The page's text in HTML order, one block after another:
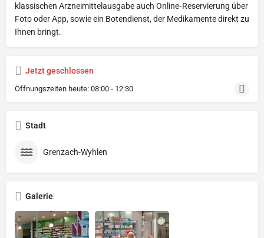
klassischen Arzneimittelausgabe auch Online‑Reservierung über
Foto oder App, sowie ein Botendienst, der Medikamente direkt zu
Ihnen bringt.
Jetzt geschlossen
Öffnungszeiten heute: 08:00 - 12:30
Stadt
Grenzach-Wyhlen
Galerie